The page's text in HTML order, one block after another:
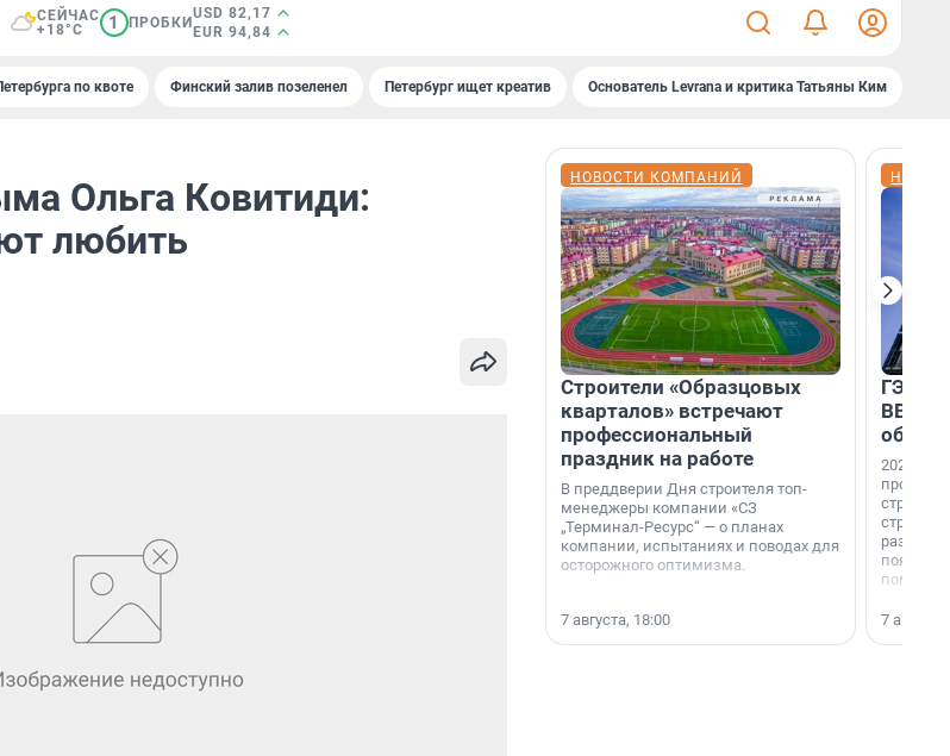
СЕЙЧАС
+18°C
1 ПРОБКИ
USD 82,17
EUR 94,84
по квоте Финский залив позеленел Петербург ищет креатив Основатель Levrana и критика Татьяны Ким
Ольга Ковитиди:
любить
НОВОСТИ КОМПАНИЙ
Строители «Образцовых
кварталов» встречают
профессиональный
праздник на работе
В преддверии Дня строителя топ-
менеджеры компании «СЗ
„Терминал-Ресурс“ — о планах
компании, испытаниях и поводах для
осторожного оптимизма.
7 августа, 18:00
ГЭС,
ВВП: в
об
2026-й —
раз. В
7